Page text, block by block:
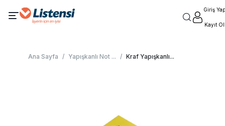
Giriş Yap
Kayıt Ol
Ana Sayfa / Yapışkanlı Not ... / Kraf Yapışkanlı...